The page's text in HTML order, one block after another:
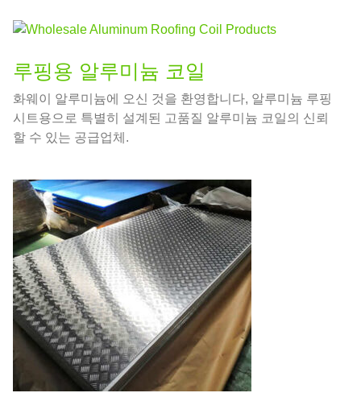
루핑용 알루미늄 코일
화웨이 알루미늄에 오신 것을 환영합니다, 알루미늄 루핑
시트용으로 특별히 설계된 고품질 알루미늄 코일의 신뢰
할 수 있는 공급업체.